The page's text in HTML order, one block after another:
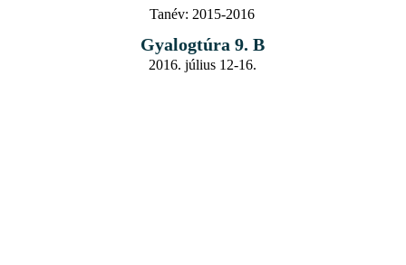
Tanév: 2015-2016
Gyalogtúra 9. B
2016. július 12-16.